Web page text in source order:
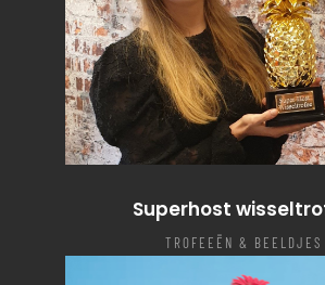
Superhost
TROFEEËN & BEELDJES